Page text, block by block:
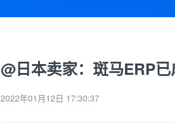
@日本卖家：斑马ERP
2022年01月12日 17:30:37